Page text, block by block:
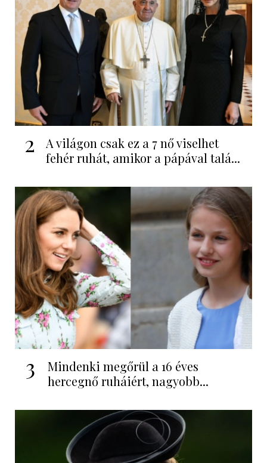
2
A világon csak ez a 7 nő viselhet
fehér ruhát, amikor a pápával talá...
3
Mindenki megőrül a 16 éves
hercegnő ruháiért, nagyobb...